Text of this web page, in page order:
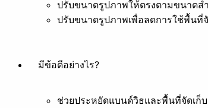
ลบพื้นหลัง
เอกสาร
ปรับขนาดรูปภาพให้ตรงตามขนาดส
ปรับขนาดรูปภาพเพื่อลดการใช้พื้นที่
มีข้อดีอย่างไร?
ช่วยประหยัดแบนด์วิธและพื้นที่จัดเก็บ